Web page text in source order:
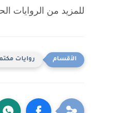
للمزيد من الروايات
روايات